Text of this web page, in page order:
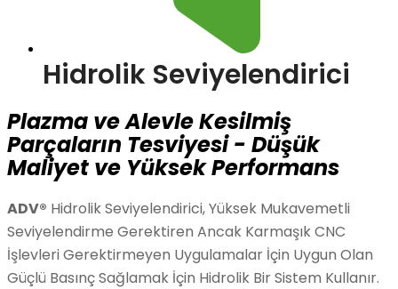
Hidrolik Seviyelendirici
Plazma ve Alevle Kesilmiş
Parçaların Tesviyesi - Düşük
Maliyet ve Yüksek Performans
ADV® Hidrolik Seviyelendirici, Yüksek Mukavemetli
Seviyelendirme Gerektiren Ancak Karmaşık CNC
İşlevleri Gerektirmeyen Uygulamalar İçin Uygun Olan
Güçlü Basınç Sağlamak İçin Hidrolik Bir Sistem Kullanır.